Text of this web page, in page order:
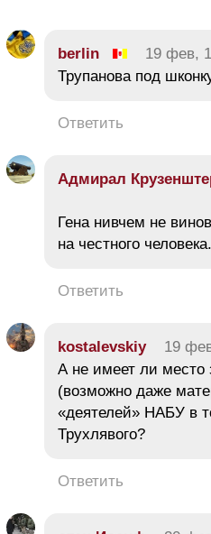
berlin 19 фев,
Трупанова под
Ответить
Адмирал
Гена нивчем не
на честного человека.
Ответить
kostalevskiy 19
А не имеет ли место
(возможно даже
«деятелей» НАБУ в
Трухлявого?
Ответить